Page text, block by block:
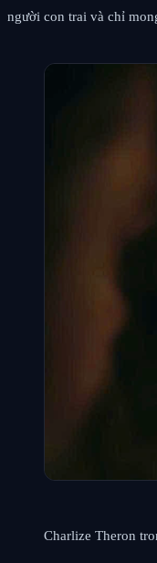
người con trai và chỉ
Charlize Theron